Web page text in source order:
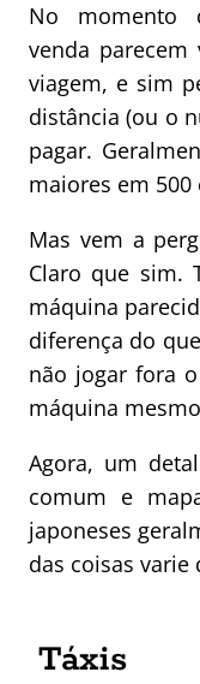
No momento
venda
viagem, e sim
distância (ou o
pagar.
maiores em
Mas vem a
Claro que sim.
máquina
diferença do
não jogar fora
máquina
Agora, um
comum e
japoneses
das coisas varie
Táxis